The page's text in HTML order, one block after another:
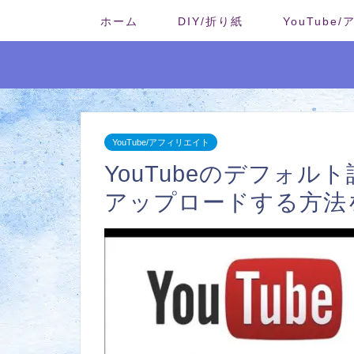
ホーム DIY/折り紙 YouTube/
YouTube/アフィリエイト
YouTubeのデフォル
アップロードする方法